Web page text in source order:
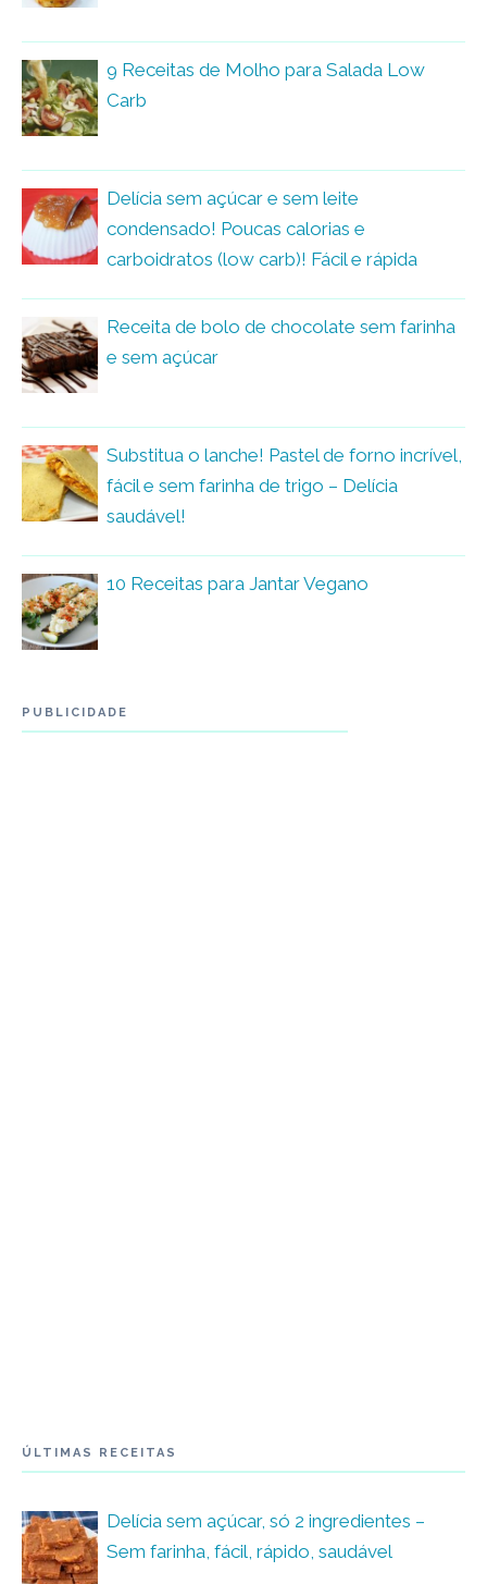
9 Receitas de Molho para Salada Low
Carb
Delícia sem açúcar e sem leite
condensado! Poucas calorias e
carboidratos (low carb)! Fácil e rápida
Receita de bolo de chocolate sem farinha
e sem açúcar
Substitua o lanche! Pastel de forno incrível,
fácil e sem farinha de trigo – Delícia
saudável!
10 Receitas para Jantar Vegano
PUBLICIDADE
ÚLTIMAS RECEITAS
Delícia sem açúcar, só 2 ingredientes –
Sem farinha, fácil, rápido, saudável